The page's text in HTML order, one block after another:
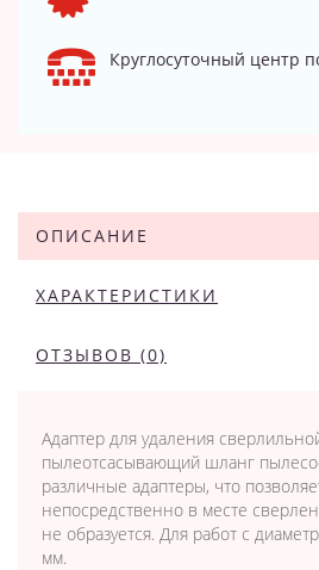
Круглосуточный центр
ОПИСАНИЕ
ХАРАКТЕРИСТИКИ
ОТЗЫВОВ (0)
Адаптер для удаления
пылеотсасывающий шланг
различные адаптеры, что
непосредственно в месте
не образуется. Для работ с
мм.